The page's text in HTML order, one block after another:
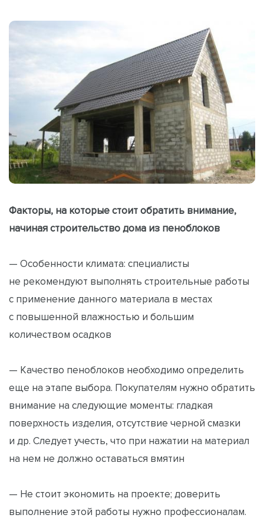
Факторы, на которые стоит обратить внимание,
начиная строительство дома из пеноблоков
— Особенности климата: специалисты
не рекомендуют выполнять строительные работы
с применение данного материала в местах
с повышенной влажностью и большим
количеством осадков
— Качество пеноблоков необходимо определить
еще на этапе выбора. Покупателям нужно обратить
внимание на следующие моменты: гладкая
поверхность изделия, отсутствие черной смазки
и др. Следует учесть, что при нажатии на материал
на нем не должно оставаться вмятин
— Не стоит экономить на проекте; доверить
выполнение этой работы нужно профессионалам.